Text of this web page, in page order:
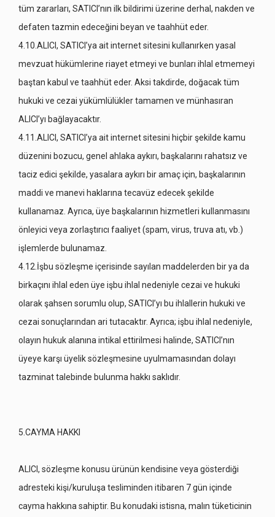
tüm zararları, SATICI’nın ilk bildirimi üzerine derhal, nakden ve
defaten tazmin edeceğini beyan ve taahhüt eder.
4.10.ALICI, SATICI’ya ait internet sitesini kullanırken yasal
mevzuat hükümlerine riayet etmeyi ve bunları ihlal etmemeyi
baştan kabul ve taahhüt eder. Aksi takdirde, doğacak tüm
hukuki ve cezai yükümlülükler tamamen ve münhasıran
ALICI’yı bağlayacaktır.
4.11.ALICI, SATICI’ya ait internet sitesini hiçbir şekilde kamu
düzenini bozucu, genel ahlaka aykırı, başkalarını rahatsız ve
taciz edici şekilde, yasalara aykırı bir amaç için, başkalarının
maddi ve manevi haklarına tecavüz edecek şekilde
kullanamaz. Ayrıca, üye başkalarının hizmetleri kullanmasını
önleyici veya zorlaştırıcı faaliyet (spam, virus, truva atı, vb.)
işlemlerde bulunamaz.
4.12.İşbu sözleşme içerisinde sayılan maddelerden bir ya da
birkaçını ihlal eden üye işbu ihlal nedeniyle cezai ve hukuki
olarak şahsen sorumlu olup, SATICI’yı bu ihlallerin hukuki ve
cezai sonuçlarından ari tutacaktır. Ayrıca; işbu ihlal nedeniyle,
olayın hukuk alanına intikal ettirilmesi halinde, SATICI’nın
üyeye karşı üyelik sözleşmesine uyulmamasından dolayı
tazminat talebinde bulunma hakkı saklıdır.
5.CAYMA HAKKI
ALICI, sözleşme konusu ürünün kendisine veya gösterdiği
adresteki kişi/kuruluşa tesliminden itibaren 7 gün içinde
cayma hakkına sahiptir. Bu konudaki istisna, malın tüketicinin